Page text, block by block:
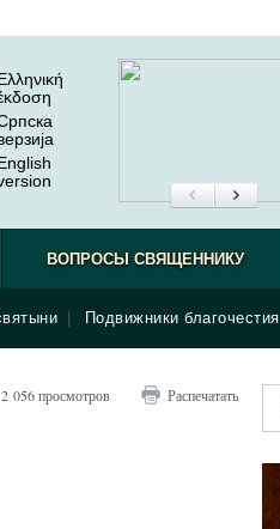
Подвижники благочестия
ВОПРОСЫ СВЯЩЕННИКУ
2 056 просмотров Распечатать